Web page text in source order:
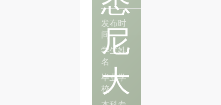
发布时
间
学生姓
名
毕业学
校